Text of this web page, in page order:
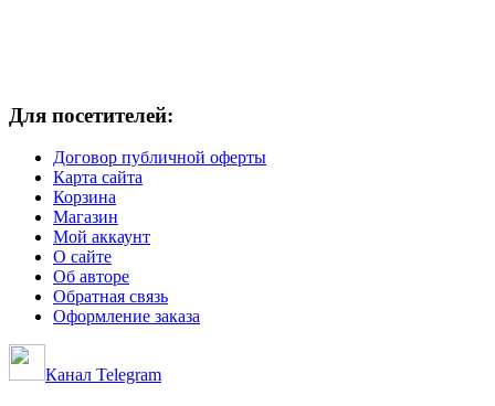
Для посетителей:
Договор публичной оферты
Карта сайта
Корзина
Магазин
Мой аккаунт
О сайте
Об авторе
Обратная связь
Оформление заказа
Канал Telegram